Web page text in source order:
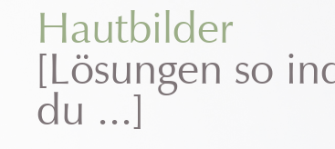
Hautbilder
[Lösungen so
du ...]